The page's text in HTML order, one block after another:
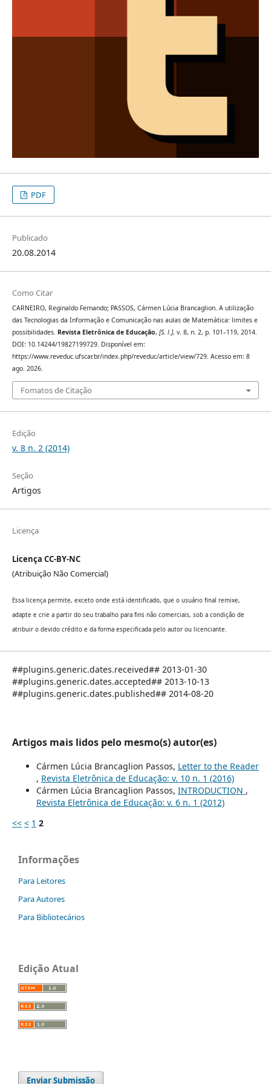
PDF
Publicado
20.08.2014
Como Citar
CARNEIRO, Reginaldo Fernando; PASSOS, Cármen Lúcia Brancaglion. A utilização
das Tecnologias da Informação e Comunicação nas aulas de Matemática: limites e
possibilidades. Revista Eletrônica de Educação, [S. l.], v. 8, n. 2, p. 101–119, 2014.
DOI: 10.14244/19827199729. Disponível em:
https://www.reveduc.ufscar.br/index.php/reveduc/article/view/729. Acesso em: 8
ago. 2026.
Fomatos de Citação
Edição
v. 8 n. 2 (2014)
Seção
Artigos
Licença
Licença CC-BY-NC
(Atribuição Não Comercial)
Essa licença permite, exceto onde está identificado, que o usuário final remixe,
adapte e crie a partir do seu trabalho para fins não comerciais, sob a condição de
atribuir o devido crédito e da forma especificada pelo autor ou licenciante.
##plugins.generic.dates.received## 2013-01-30
##plugins.generic.dates.accepted## 2013-10-13
##plugins.generic.dates.published## 2014-08-20
Artigos mais lidos pelo mesmo(s) autor(es)
Cármen Lúcia Brancaglion Passos, Letter to the Reader
, Revista Eletrônica de Educação: v. 10 n. 1 (2016)
Cármen Lúcia Brancaglion Passos, INTRODUCTION ,
Revista Eletrônica de Educação: v. 6 n. 1 (2012)
<< < 1 2
Informações
Para Leitores
Para Autores
Para Bibliotecários
Edição Atual
Enviar Submissão